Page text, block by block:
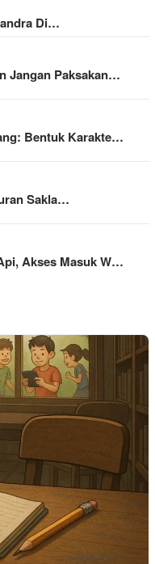
Di…
Jangan Paksakan…
Bentuk Karakte…
Sakla…
Akses Masuk W…